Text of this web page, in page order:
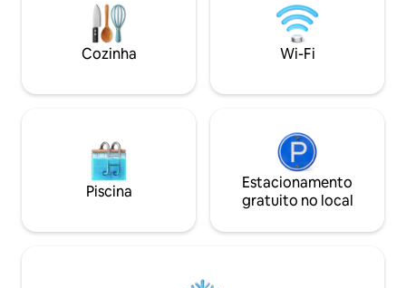
oque precisa seja
trabalho ou a
privativo,
Cozinha Wi-Fi
Piscina
Estacionamento
gratuito no local